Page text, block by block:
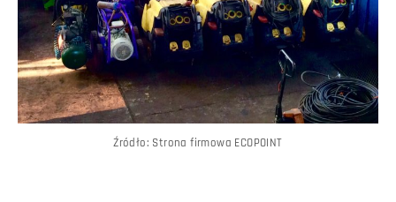
Źródło: Strona firmowa ECOPOINT